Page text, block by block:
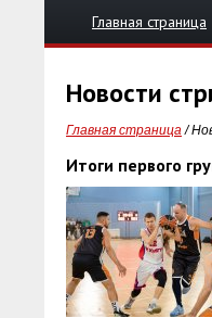
Главная страница
Новости
Главная страница/
Итоги первого